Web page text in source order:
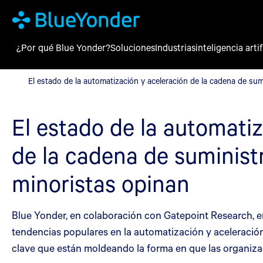
El estado de la automatización y aceleración de la cadena de
¿Por qué Blue Yonder?SolucionesIndustriasinteligencia
El estado de la automatización y aceleración de la cadena de
El estado de la
de la cadena de
minoristas opinan
Blue Yonder, en colaboración con Gatepoint
tendencias populares en la automatización y
clave que están moldeando la forma en que las